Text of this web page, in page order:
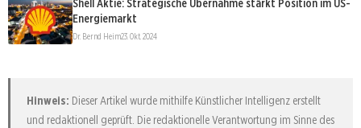
Energiemarkt
Dr. Bernd Heim23. Okt. 2024
Hinweis: Dieser Artikel wurde mithilfe Künstlicher Intelligenz erstellt
und redaktionell geprüft. Die redaktionelle Verantwortung im Sinne des